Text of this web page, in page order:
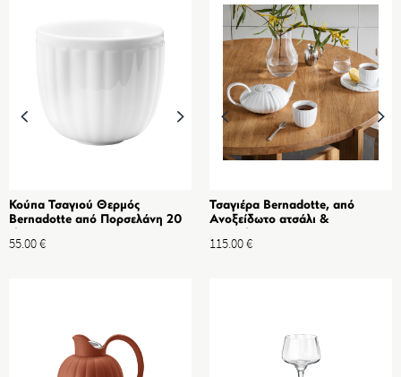
Κούπα Τσαγιού Θερμός
Bernadotte από Πορσελάνη 20
55.00€
Τσαγιέρα Bernadotte, από
Ανοξείδωτο ατσάλι &
115.00€